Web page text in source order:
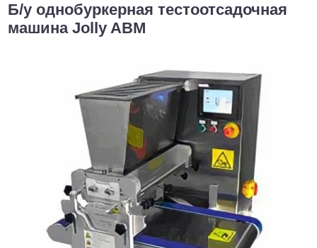
Б/у однобуркерная тестоотсадочная
машина Jolly ABM